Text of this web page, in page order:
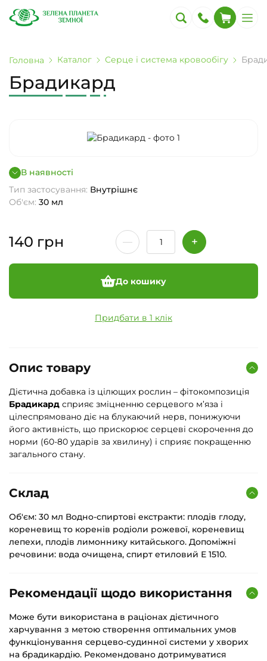
Головна Каталог Серце і система кровообігу
Брадикард
В наявності
Тип застосування: Внутрішнє
Об'єм: 30 мл
140 грн
До кошику
Придбати в 1 клік
Опис товару
Дієтична добавка із цілющих рослин – фітокомпозиція
Брадикард сприяє зміцненню серцевого м’яза і
цілеспрямовано діє на блукаючий нерв, понижуючи
його активність, що прискорює серцеві скорочення до
норми (60-80 ударів за хвилину) і сприяє покращенню
загального стану.
Склад
Об'єм: 30 мл Водно-спиртові екстракти: плодів глоду,
кореневищ то коренів родіоли рожевої, кореневищ
лепехи, плодів лимоннику китайського. Допоміжні
речовини: вода очищена, спирт етиловий Е 1510.
Рекомендації щодо використання
Може бути використана в раціонах дієтичного
харчування з метою створення оптимальних умов
функціонування серцево-судинної системи у хворих
на брадикардію. Рекомендовано дотримуватися